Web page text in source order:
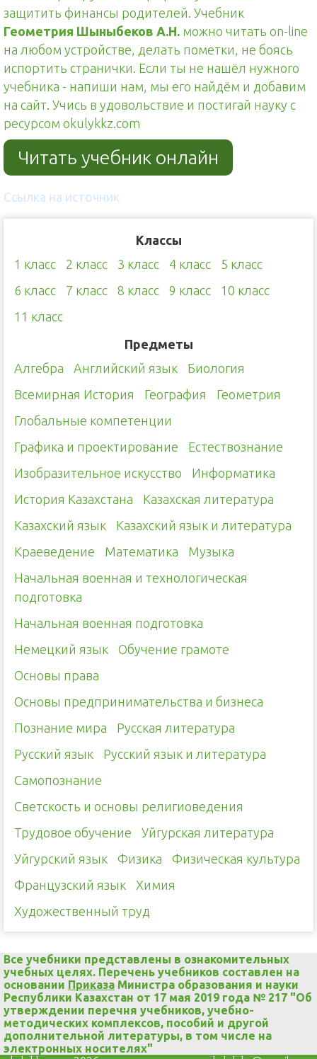
защитить финансы родителей. Учебник
Геометрия Шыныбеков А.Н. можно читать on-line
на любом устройстве, делать пометки, не боясь
испортить странички. Если ты не нашёл нужного
учебника - напиши нам, мы его найдём и добавим
на сайт. Учись в удовольствие и постигай науку с
ресурсом okulykkz.com
Читать учебник онлайн
Ссылка на источник
Классы
1 класс
2 класс 3 класс 4 класс
5 класс
6 класс
7 класс 8 класс 9 класс
10 класс
11 класс
Предметы
Алгебра
Английский язык
Биология
Всемирная История
География
Геометрия
Глобальные компетенции
Графика и проектирование
Естествознание
Изобразительное искусство
Информатика
История Казахстана
Казахская литература
Казахский язык
Казахский язык и литература
Краеведение
Математика
Музыка
Начальная военная и технологическая
подготовка
Начальная военная подготовка
Немецкий язык
Обучение грамоте
Основы права
Основы предпринимательства и бизнеса
Познание мира
Русская литература
Русский язык
Русский язык и литература
Самопознание
Светскость и основы религиоведения
Трудовое обучение
Уйгурская литература
Уйгурский язык
Физика
Физическая культура
Французский язык
Химия
Художественный труд
Все учебники представлены в ознакомительных
учебных целях. Перечень учебников составлен на
основании Приказа Министра образования и науки
Республики Казахстан от 17 мая 2019 года № 217 "Об
утверждении перечня учебников, учебно-
методических комплексов, пособий и другой
дополнительной литературы, в том числе на
электронных носителях"